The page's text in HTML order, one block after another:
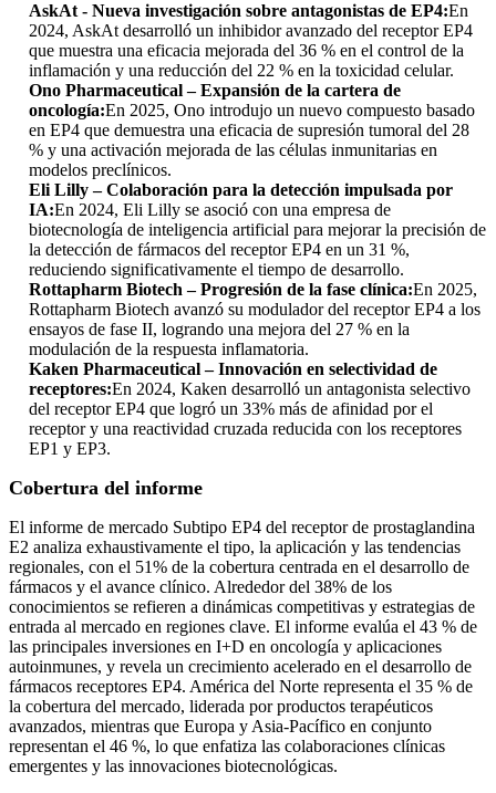
AskAt - Nueva investigación sobre antagonistas de EP4:En
2024, AskAt desarrolló un inhibidor avanzado del receptor EP4
que muestra una eficacia mejorada del 36 % en el control de la
inflamación y una reducción del 22 % en la toxicidad celular.
Ono Pharmaceutical – Expansión de la cartera de
oncología:En 2025, Ono introdujo un nuevo compuesto basado
en EP4 que demuestra una eficacia de supresión tumoral del 28
% y una activación mejorada de las células inmunitarias en
modelos preclínicos.
Eli Lilly – Colaboración para la detección impulsada por
IA:En 2024, Eli Lilly se asoció con una empresa de
biotecnología de inteligencia artificial para mejorar la precisión de
la detección de fármacos del receptor EP4 en un 31 %,
reduciendo significativamente el tiempo de desarrollo.
Rottapharm Biotech – Progresión de la fase clínica:En 2025,
Rottapharm Biotech avanzó su modulador del receptor EP4 a los
ensayos de fase II, logrando una mejora del 27 % en la
modulación de la respuesta inflamatoria.
Kaken Pharmaceutical – Innovación en selectividad de
receptores:En 2024, Kaken desarrolló un antagonista selectivo
del receptor EP4 que logró un 33% más de afinidad por el
receptor y una reactividad cruzada reducida con los receptores
EP1 y EP3.
Cobertura del informe
El informe de mercado Subtipo EP4 del receptor de prostaglandina
E2 analiza exhaustivamente el tipo, la aplicación y las tendencias
regionales, con el 51% de la cobertura centrada en el desarrollo de
fármacos y el avance clínico. Alrededor del 38% de los
conocimientos se refieren a dinámicas competitivas y estrategias de
entrada al mercado en regiones clave. El informe evalúa el 43 % de
las principales inversiones en I+D en oncología y aplicaciones
autoinmunes, y revela un crecimiento acelerado en el desarrollo de
fármacos receptores EP4. América del Norte representa el 35 % de
la cobertura del mercado, liderada por productos terapéuticos
avanzados, mientras que Europa y Asia-Pacífico en conjunto
representan el 46 %, lo que enfatiza las colaboraciones clínicas
emergentes y las innovaciones biotecnológicas.